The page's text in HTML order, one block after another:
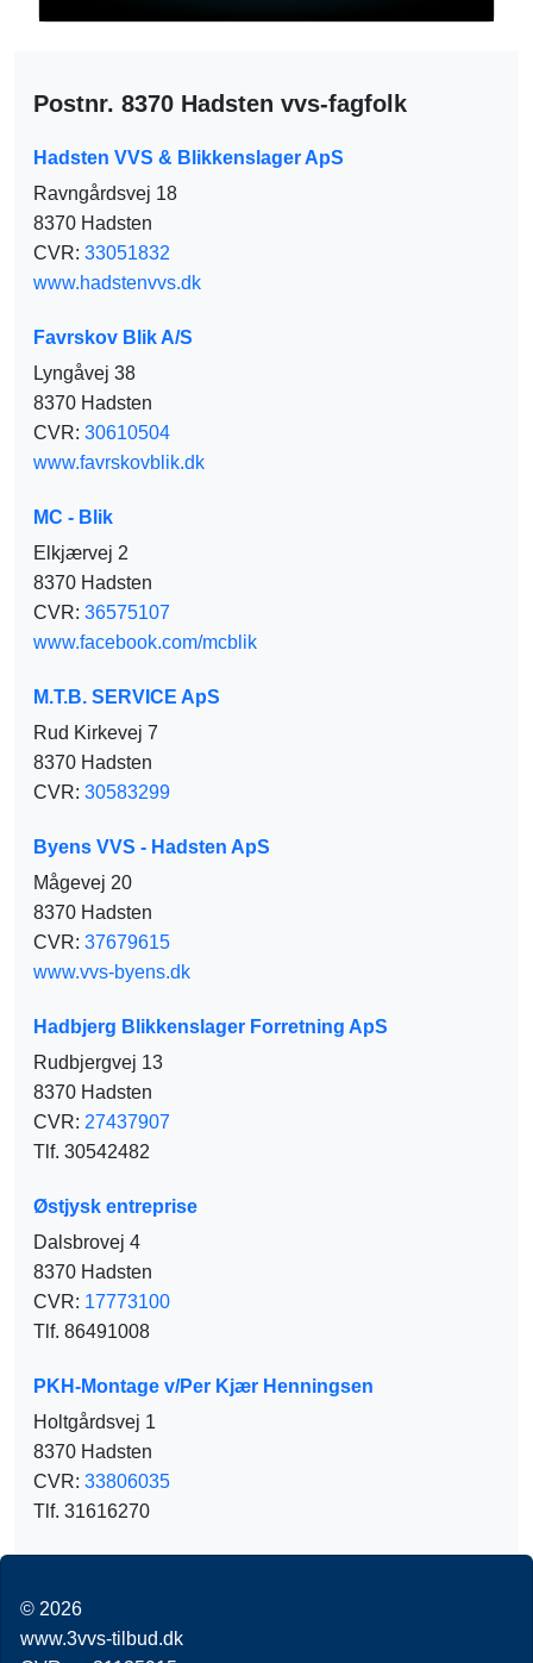
Postnr. 8370 Hadsten vvs-fagfolk
Hadsten VVS & Blikkenslager ApS
Ravngårdsvej 18
8370 Hadsten
CVR: 33051832
www.hadstenvvs.dk
Favrskov Blik A/S
Lyngåvej 38
8370 Hadsten
CVR: 30610504
www.favrskovblik.dk
MC - Blik
Elkjærvej 2
8370 Hadsten
CVR: 36575107
www.facebook.com/mcblik
M.T.B. SERVICE ApS
Rud Kirkevej 7
8370 Hadsten
CVR: 30583299
Byens VVS - Hadsten ApS
Mågevej 20
8370 Hadsten
CVR: 37679615
www.vvs-byens.dk
Hadbjerg Blikkenslager Forretning ApS
Rudbjergvej 13
8370 Hadsten
CVR: 27437907
Tlf. 30542482
Østjysk entreprise
Dalsbrovej 4
8370 Hadsten
CVR: 17773100
Tlf. 86491008
PKH-Montage v/Per Kjær Henningsen
Holtgårdsvej 1
8370 Hadsten
CVR: 33806035
Tlf. 31616270
© 2026
www.3vvs-tilbud.dk